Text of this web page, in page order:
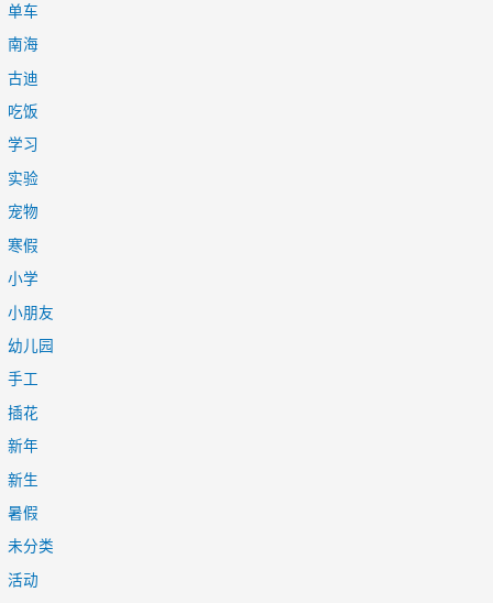
单车
南海
古迪
吃饭
学习
实验
宠物
寒假
小学
小朋友
幼儿园
手工
插花
新年
新生
暑假
未分类
活动